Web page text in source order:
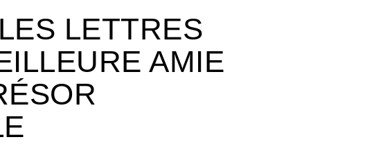
LETTRES
AMIE